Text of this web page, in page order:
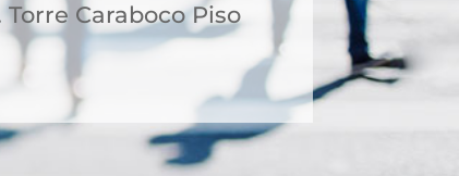
Torre Caraboco Piso